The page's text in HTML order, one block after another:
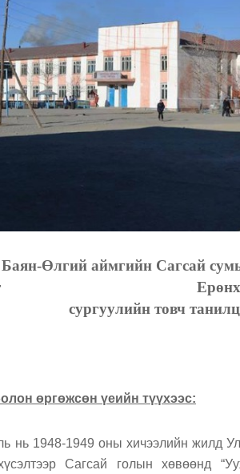
Баян-Өлгий аймгийн Сагсай
Ерөнхий
сургуулийн товч
өргөжсөн үеийн түүхээс:
1948-1949 оны хичээлийн жилд
Сагсай голын хөвөөнд